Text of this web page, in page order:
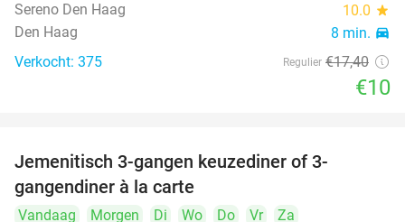
Sereno Den Haag
10.0 star
Den Haag 8 min. directions_car
Verkocht: 375 Regulier €17,40
€10
Jemenitisch 3-gangen keuzediner of 3-
gangendiner à la carte
Vandaag Morgen Di Wo Do Vr
Za